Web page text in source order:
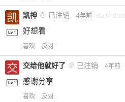
凯神 @ 已注销 4年前 via Android
好想看
喜欢 反对
交给他就好了 @ 已注销 4年前
感谢分享
喜欢 反对